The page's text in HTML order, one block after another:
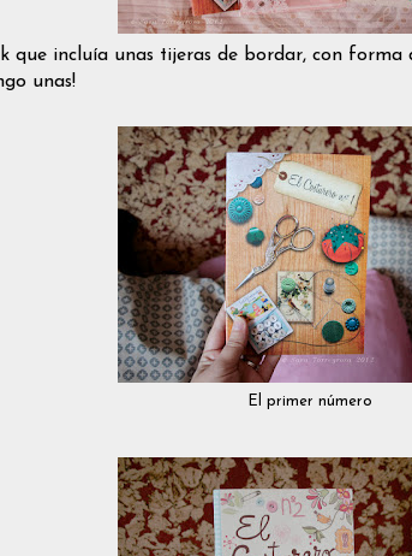
que incluía unas tijeras de bordar, con forma
unas!
El primer número